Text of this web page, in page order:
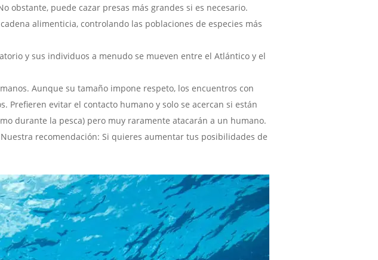
obstante, puede cazar presas más grandes si es necesario.
alimenticia, controlando las poblaciones de especies más
y sus individuos a menudo se mueven entre el Atlántico y el
Aunque su tamaño impone respeto, los encuentros con
Prefieren evitar el contacto humano y solo se acercan si están
durante la pesca) pero muy raramente atacarán a un humano.
recomendación: Si quieres aumentar tus posibilidades de